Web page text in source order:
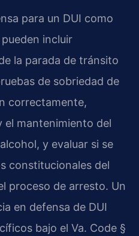
para un DUI como
incluir
la parada de tránsito
de sobriedad de
correctamente,
el mantenimiento del
y evaluar si se
constitucionales del
proceso de arresto. Un
en defensa de DUI
bajo el Va. Code §